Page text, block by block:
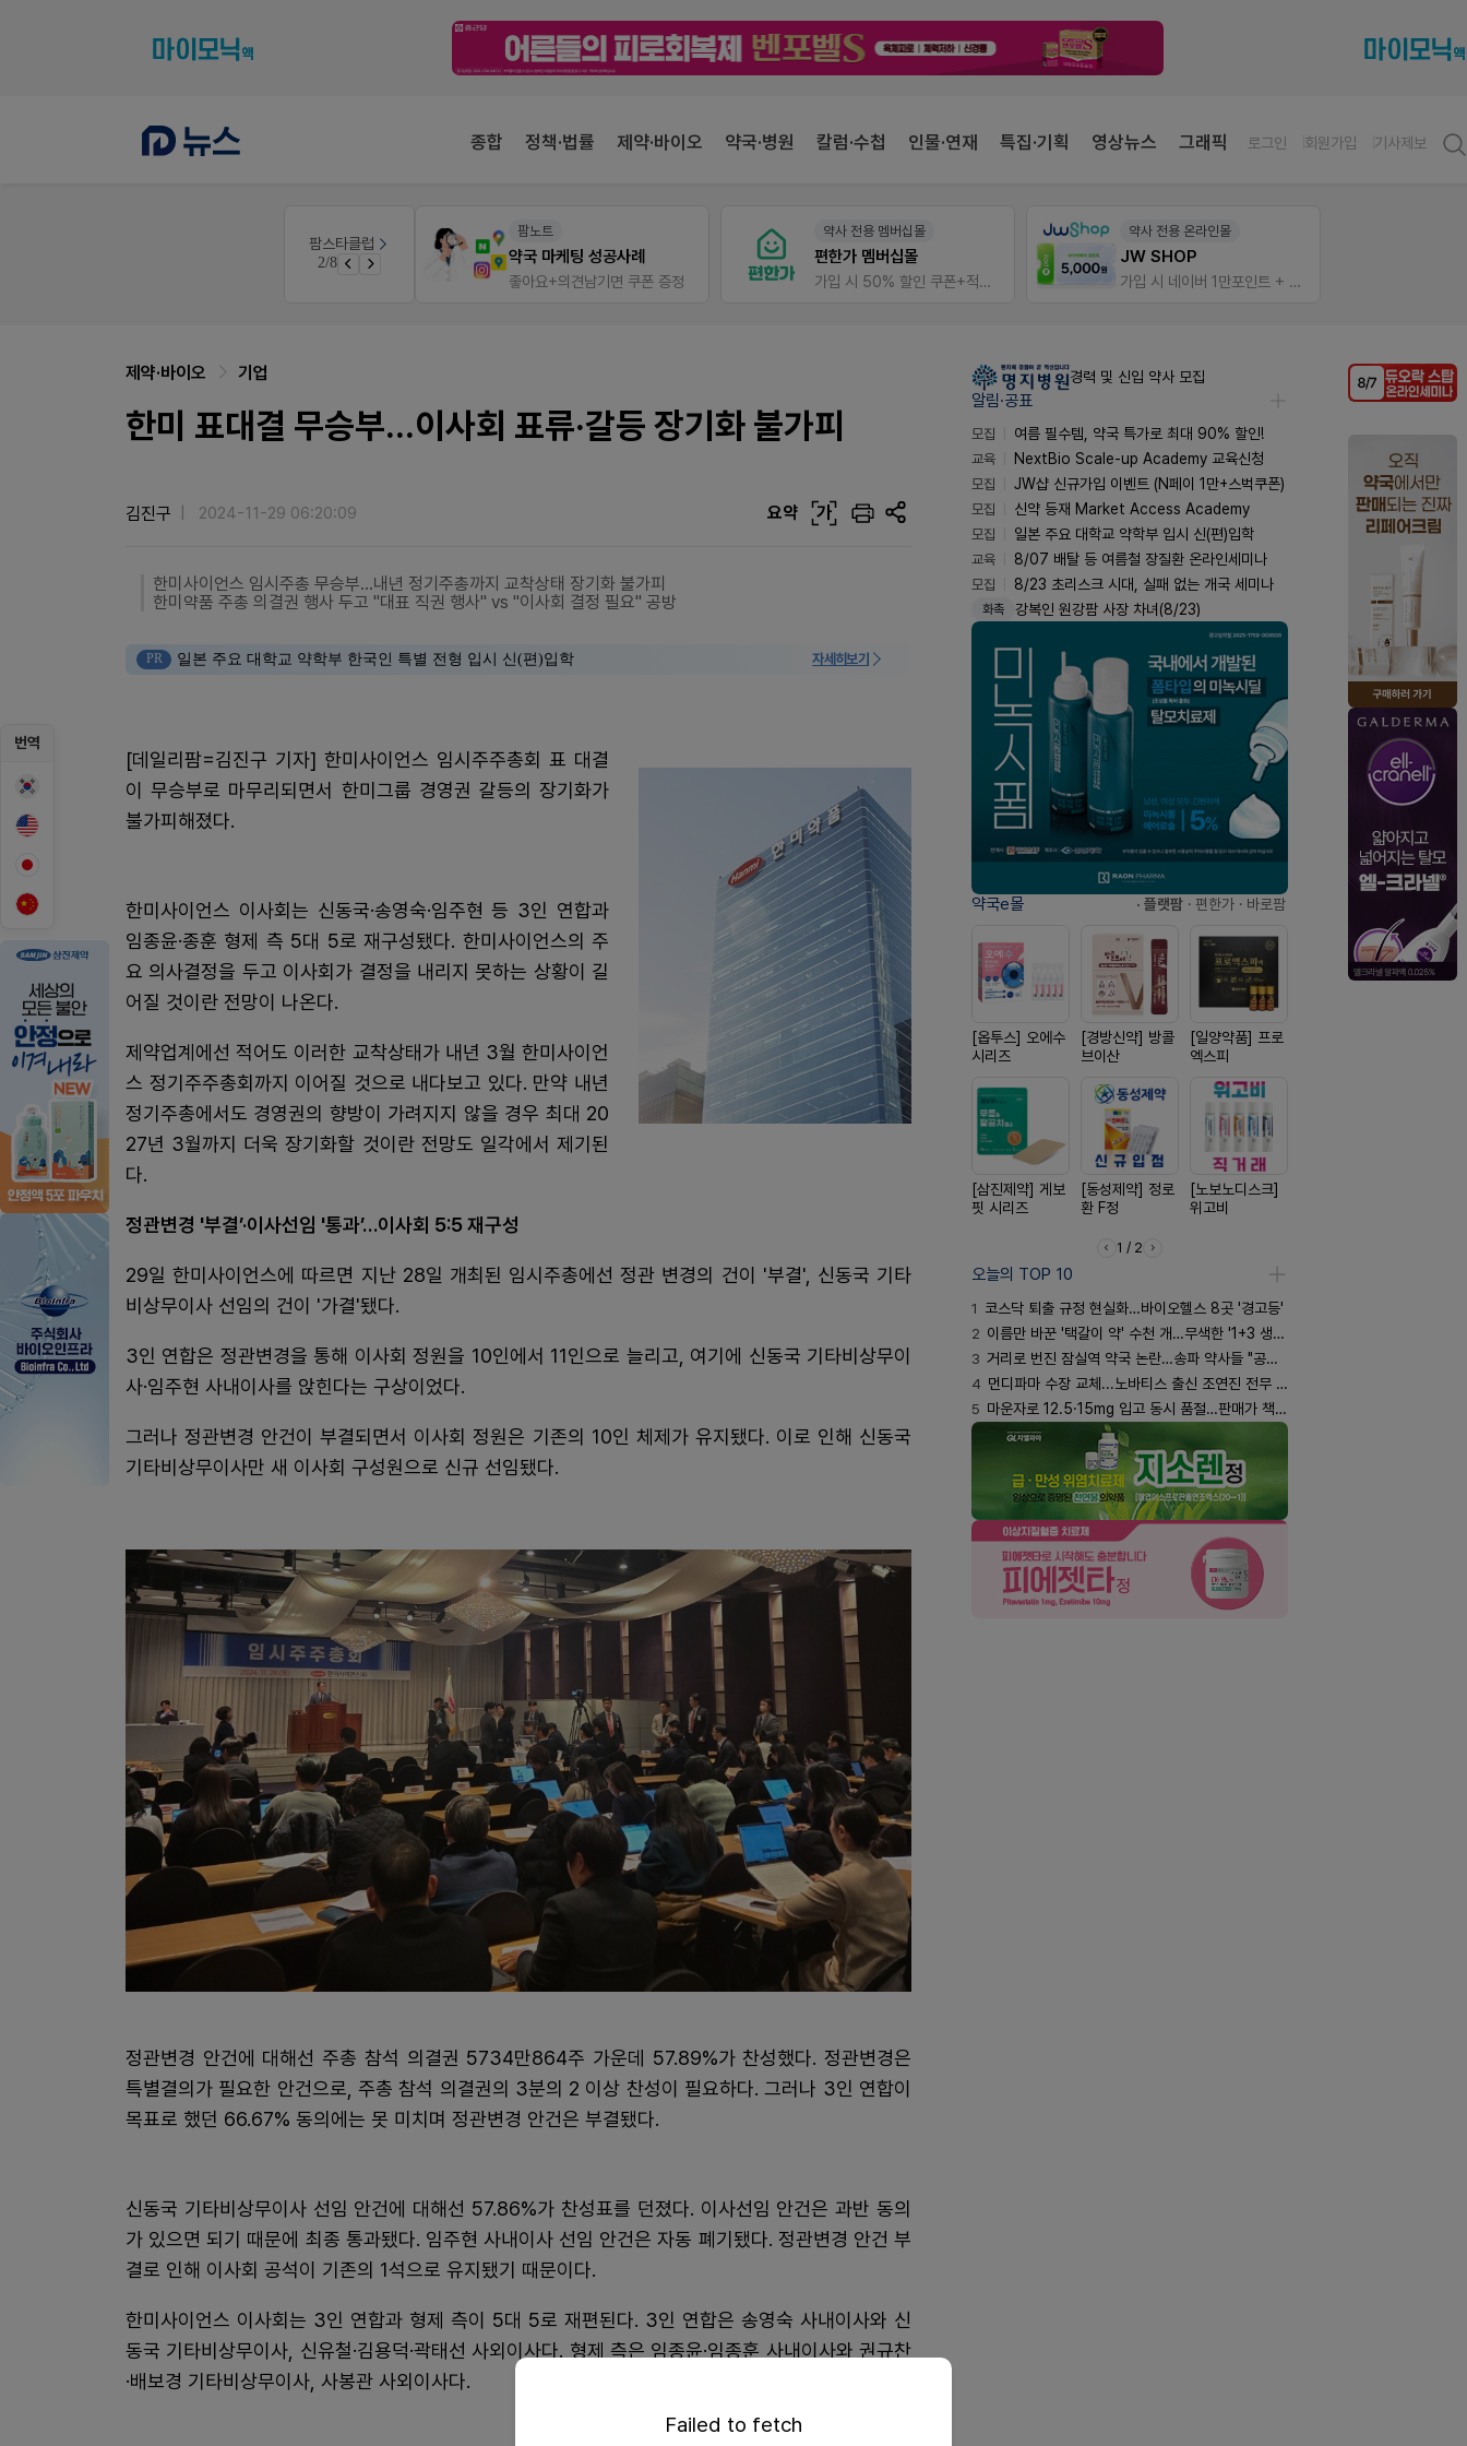
종합 정책·법률 제약·바이오 약국·병원 칼럼·수첩 인물·연재 특집·기획 영상뉴스 그래픽 로그인 회원가입 기사제보
팜스타클럽
3/8
약국 마케팅 성공사례
약사 전용 멤버십몰
편한가 멤버십몰
가입 시 50% 할인 쿠폰+적립금까지!
약사 전용 온라인몰
JW SHOP
가입 시 네이버 1만포인트 + 스벅쿠폰
팜노트
이달의 약국 신제품(8월호)
좋아요+의견남기면 쿠폰 증정
번역
제약·바이오 기업
한미 표대결 무승부...이사회 표류·갈등 장기화 불가피
김진구 2024-11-29 06:20:09 요약 가
한미사이언스 임시주총 무승부…내년 정기주총까지 교착상태 장기화 불가피
한미약품 주총 의결권 행사 두고 "대표 직권 행사" vs "이사회 결정 필요" 공방
PR 일본 주요 대학교 약학부 한국인 특별 전형 입시 신(편)입학 자세히보기
[데일리팜=김진구 기자] 한미사이언스 임시주주총회 표 대결
이 무승부로 마무리되면서 한미그룹 경영권 갈등의 장기화가
불가피해졌다.
한미사이언스 이사회는 신동국·송영숙·임주현 등 3인 연합과
임종윤·종훈 형제 측 5대 5로 재구성됐다. 한미사이언스의 주
요 의사결정을 두고 이사회가 결정을 내리지 못하는 상황이 길
어질 것이란 전망이 나온다.
제약업계에선 적어도 이러한 교착상태가 내년 3월 한미사이언
스 정기주주총회까지 이어질 것으로 내다보고 있다. 만약 내년
정기주총에서도 경영권의 향방이 가려지지 않을 경우 최대 20
27년 3월까지 더욱 장기화할 것이란 전망도 일각에서 제기된
다.
정관변경 '부결’·이사선임 '통과’…이사회 5:5 재구성
29일 한미사이언스에 따르면 지난 28일 개최된 임시주총에선 정관 변경의 건이 '부결', 신동국 기타
비상무이사 선임의 건이 '가결'됐다.
3인 연합은 정관변경을 통해 이사회 정원을 10인에서 11인으로 늘리고, 여기에 신동국 기타비상무이
사·임주현 사내이사를 앉힌다는 구상이었다.
그러나 정관변경 안건이 부결되면서 이사회 정원은 기존의 10인 체제가 유지됐다. 이로 인해 신동국
기타비상무이사만 새 이사회 구성원으로 신규 선임됐다.
정관변경 안건에 대해선 주총 참석 의결권 5734만864주 가운데 57.89%가 찬성했다. 정관변경은
특별결의가 필요한 안건으로, 주총 참석 의결권의 3분의 2 이상 찬성이 필요하다. 그러나 3인 연합이
목표로 했던 66.67% 동의에는 못 미치며 정관변경 안건은 부결됐다.
신동국 기타비상무이사 선임 안건에 대해선 57.86%가 찬성표를 던졌다. 이사선임 안건은 과반 동의
가 있으면 되기 때문에 최종 통과됐다. 임주현 사내이사 선임 안건은 자동 폐기됐다. 정관변경 안건 부
결로 인해 이사회 공석이 기존의 1석으로 유지됐기 때문이다.
한미사이언스 이사회는 3인 연합과 형제 측이 5대 5로 재편된다. 3인 연합은 송영숙 사내이사와 신
동국 기타비상무이사, 신유철·김용덕·곽태선 사외이사다. 형제 측은 임종윤·임종훈 사내이사와 권규찬
·배보경 기타비상무이사, 사봉관 사외이사다.
경력 및 신입 약사 모집
알림·공표
모집
여름 필수템, 약국 특가로 최대 90% 할인!
교육
NextBio Scale-up Academy 교육신청
모집
JW샵 신규가입 이벤트 (N페이 1만+스벅쿠폰)
모집
신약 등재 Market Access Academy
모집
일본 주요 대학교 약학부 입시 신(편)입학
교육
8/07 배탈 등 여름철 장질환 온라인세미나
모집
8/23 초리스크 시대, 실패 없는 개국 세미나
화촉 강복인 원강팜 사장 차녀(8/23)
약국e몰 · 플랫팜 · 편한가 · 바로팜
[옵투스] 오에수
시리즈
[경방신약] 방콜
브이산
[일양약품] 프로
엑스피
[삼진제약] 게보
핏 시리즈
[동성제약] 정로
환 F정
[노보노디스크]
위고비
1 / 2
오늘의 TOP 10
1 코스닥 퇴출 규정 현실화…바이오헬스 8곳 '경고등'
2 이름만 바꾼 '택갈이 약' 수천 개…무색한 '1+3 생동'
3 거리로 번진 잠실역 약국 논란…송파 약사들 "공공성 훼손"
4 먼디파마 수장 교체...노바티스 출신 조연진 전무 내정
5 마운자로 12.5·15mg 입고 동시 품절…판매가 책정 고심
Failed to fetch